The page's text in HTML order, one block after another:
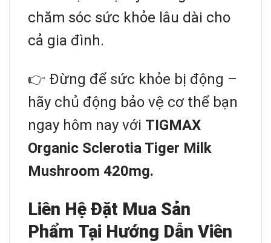
chăm sóc sức khỏe lâu dài cho
cả gia đình.
👉 Đừng để sức khỏe bị động –
hãy chủ động bảo vệ cơ thể bạn
ngay hôm nay với TIGMAX
Organic Sclerotia Tiger Milk
Mushroom 420mg.
Liên Hệ Đặt Mua Sản
Phẩm Tại Hướng Dẫn Viên